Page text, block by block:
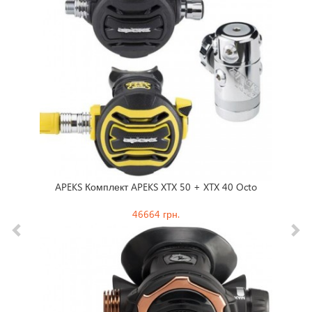
APEKS Комплект APEKS XTX 50 + XTX 40 Octo
46664 грн.